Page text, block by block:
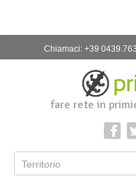
Chiamaci: +39
fare rete in
Territorio